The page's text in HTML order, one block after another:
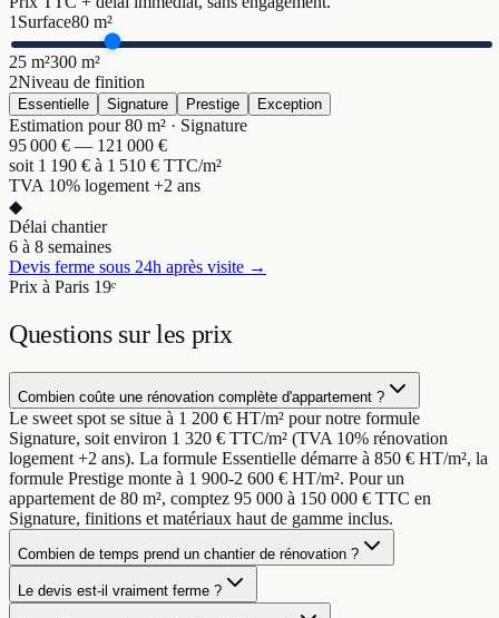
1Surface80 m²
25 m²300 m²
2Niveau de finition
Essentielle Signature Prestige Exception
Estimation pour80 m² · Signature
95 000 € — 121 000 €
soit 1 190 € à 1 510 € TTC/m²
TVA 10% logement +2 ans
◆
Délai chantier
6 à 8 semaines
Devis ferme sous 24h après visite →
Prix à Paris 19ᵉ
Questions surles prix
Combien coûte une rénovation complète d'appartement ?
Le sweet spot se situe à 1 200 € HT/m² pour notre formule
Signature, soit environ 1 320 € TTC/m² (TVA 10% rénovation
logement +2 ans). La formule Essentielle démarre à 850 € HT/m², la
formule Prestige monte à 1 900-2 600 € HT/m². Pour un
appartement de 80 m², comptez 95 000 à 150 000 € TTC en
Signature, finitions et matériaux haut de gamme inclus.
Combien de temps prend un chantier de rénovation ?
Le devis est-il vraiment ferme ?